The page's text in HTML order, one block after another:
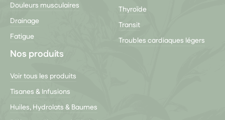
Douleurs musculaires
Drainage
Fatigue
Thyroïde
Transit
Troubles cardiaques légers
Nos produits
Voir tous les produits
Tisanes & Infusions
Huiles, Hydrolats & Baumes